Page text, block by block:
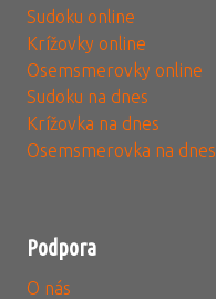
Sudoku online
Krížovky online
Osemsmerovky online
Sudoku na dnes
Krížovka na dnes
Osemsmerovka na dnes
Podpora
O nás